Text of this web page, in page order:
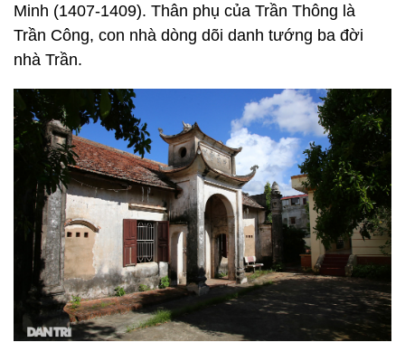
Minh (1407-1409). Thân phụ của Trần Thông là
Trần Công, con nhà dòng dõi danh tướng ba đời
nhà Trần.